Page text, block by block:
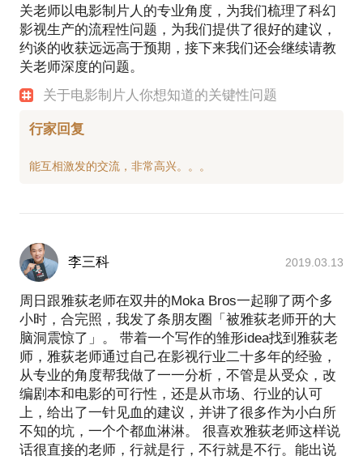
关老师以电影制片人的专业角度，为我们梳理了科幻
影视生产的流程性问题，为我们提供了很好的建议，
约谈的收获远远高于预期，接下来我们还会继续请教
关老师深度的问题。
关于电影制片人你想知道的关键性问题
行家回复
李三科 2019.03.13
周日跟雅荻老师在双井的Moka Bros一起聊了两个多
小时，合完照，我发了条朋友圈「被雅荻老师开的大
脑洞震惊了」。 带着一个写作的雏形idea找到雅荻老
师，雅荻老师通过自己在影视行业二十多年的经验，
从专业的角度帮我做了一一分析，不管是从受众，改
编剧本和电影的可行性，还是从市场、行业的认可
上，给出了一针见血的建议，并讲了很多作为小白所
不知的坑，一个个都血淋淋。 很喜欢雅荻老师这样说
话很直接的老师，行就是行，不行就是不行。能出说